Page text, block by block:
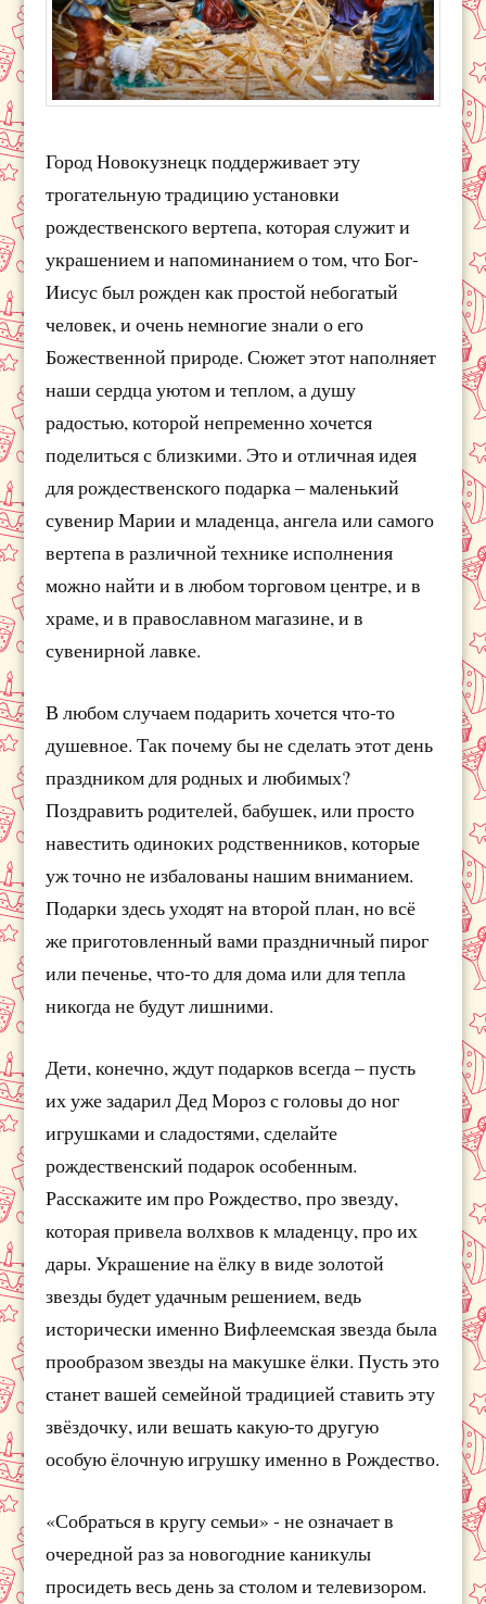
Город Новокузнецк поддерживает эту
трогательную традицию установки
рождественского вертепа, которая служит и
украшением и напоминанием о том, что Бог-
Иисус был рожден как простой небогатый
человек, и очень немногие знали о его
Божественной природе. Сюжет этот наполняет
наши сердца уютом и теплом, а душу
радостью, которой непременно хочется
поделиться с близкими. Это и отличная идея
для рождественского подарка – маленький
сувенир Марии и младенца, ангела или самого
вертепа в различной технике исполнения
можно найти и в любом торговом центре, и в
храме, и в православном магазине, и в
сувенирной лавке.
В любом случаем подарить хочется что-то
душевное. Так почему бы не сделать этот день
праздником для родных и любимых?
Поздравить родителей, бабушек, или просто
навестить одиноких родственников, которые
уж точно не избалованы нашим вниманием.
Подарки здесь уходят на второй план, но всё
же приготовленный вами праздничный пирог
или печенье, что-то для дома или для тепла
никогда не будут лишними.
Дети, конечно, ждут подарков всегда – пусть
их уже задарил Дед Мороз с головы до ног
игрушками и сладостями, сделайте
рождественский подарок особенным.
Расскажите им про Рождество, про звезду,
которая привела волхвов к младенцу, про их
дары. Украшение на ёлку в виде золотой
звезды будет удачным решением, ведь
исторически именно Вифлеемская звезда была
прообразом звезды на макушке ёлки. Пусть это
станет вашей семейной традицией ставить эту
звёздочку, или вешать какую-то другую
особую ёлочную игрушку именно в Рождество.
«Собраться в кругу семьи» - не означает в
очередной раз за новогодние каникулы
просидеть весь день за столом и телевизором.